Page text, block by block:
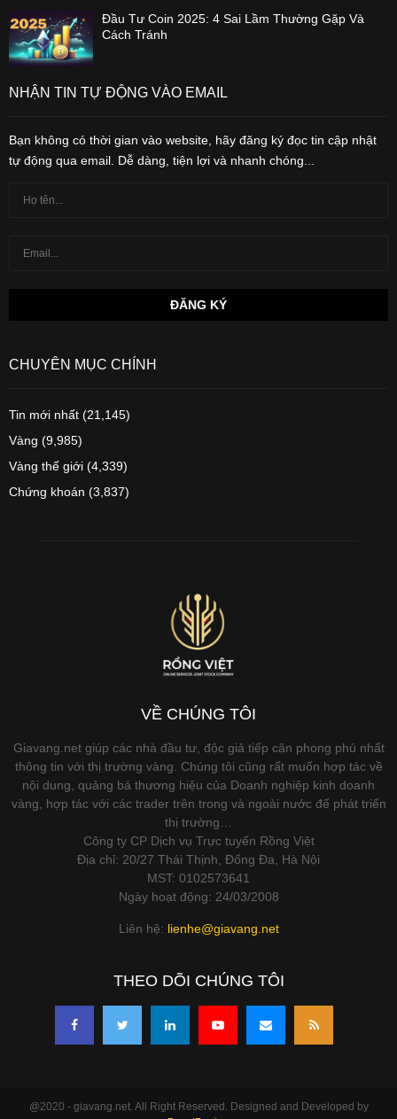
Đầu Tư Coin 2025: 4 Sai Lầm Thường Gặp Và
Cách Tránh
NHẬN TIN TỰ ĐỘNG VÀO EMAIL
Bạn không có thời gian vào website, hãy đăng ký đọc tin cập nhật
tự động qua email. Dễ dàng, tiện lợi và nhanh chóng...
CHUYÊN MỤC CHÍNH
Tin mới nhất (21,145)
Vàng (9,985)
Vàng thế giới (4,339)
Chứng khoán (3,837)
VỀ CHÚNG TÔI
Giavang.net giúp các nhà đầu tư, độc giả tiếp cận phong phú nhất
thông tin với thị trường vàng. Chúng tôi cũng rất muốn hợp tác về
nội dung, quảng bá thương hiệu của Doanh nghiệp kinh doanh
vàng, hợp tác với các trader trên trong và ngoài nước để phát triển
thị trường…
Công ty CP Dịch vụ Trực tuyến Rồng Việt
Địa chỉ: 20/27 Thái Thịnh, Đống Đa, Hà Nội
MST: 0102573641
Ngày hoạt động: 24/03/2008
Liên hệ: lienhe@giavang.net
THEO DÕI CHÚNG TÔI
@2020 - giavang.net. All Right Reserved. Designed and Developed by